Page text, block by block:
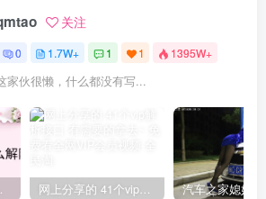
关注
0 1.7W+ 1 1 1395W+
家伙很懒，什么都没有写...